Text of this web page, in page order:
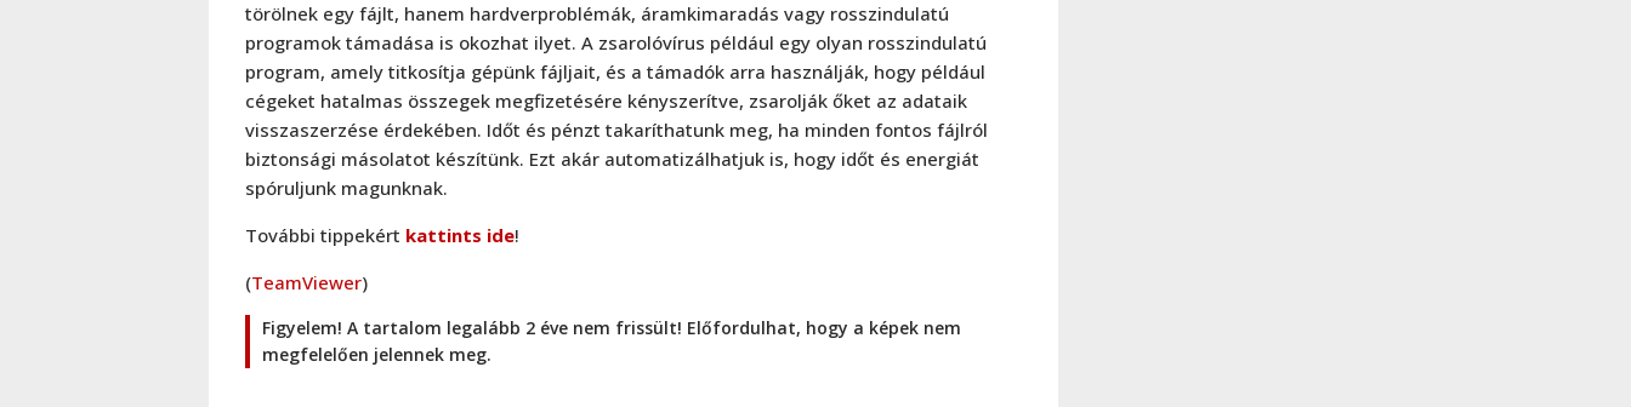
törölnek egy fájlt, hanem hardverproblémák, áramkimaradás vagy rosszindulatú
programok támadása is okozhat ilyet. A zsarolóvírus például egy olyan rosszindulatú
program, amely titkosítja gépünk fájljait, és a támadók arra használják, hogy például
cégeket hatalmas összegek megfizetésére kényszerítve, zsarolják őket az adataik
visszaszerzése érdekében. Időt és pénzt takaríthatunk meg, ha minden fontos fájlról
biztonsági másolatot készítünk. Ezt akár automatizálhatjuk is, hogy időt és energiát
spóruljunk magunknak.
További tippekért kattints ide!
(TeamViewer)
Figyelem! A tartalom legalább 2 éve nem frissült! Előfordulhat, hogy a képek nem
megfelelően jelennek meg.